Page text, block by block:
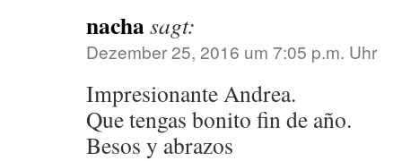
nachasagt:
Dezember 25, 2016 um 7:05 p.m. Uhr
Impresionante Andrea.
Que tengas bonito fin de año.
Besos y abrazos